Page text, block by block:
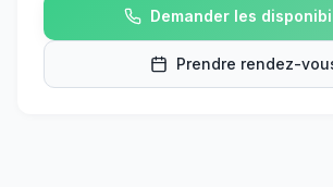
Demander les
Prendre rendez-